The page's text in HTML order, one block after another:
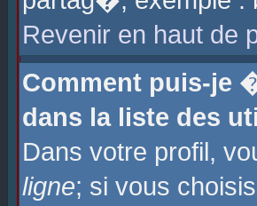
Revenir en haut de
Comment puis-je
dans la liste des
Dans votre profil,
ligne; si vous